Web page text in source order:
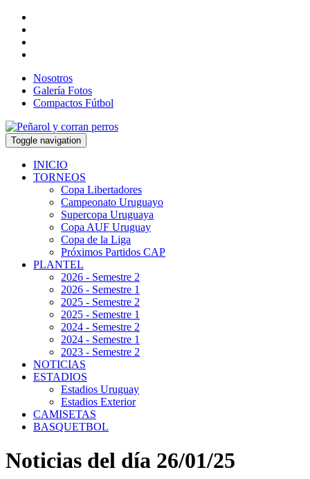
Nosotros
Galería Fotos
Compactos Fútbol
Toggle navigation
INICIO
TORNEOS
Copa Libertadores
Campeonato Uruguayo
Supercopa Uruguaya
Copa AUF Uruguay
Copa de la Liga
Próximos Partidos CAP
PLANTEL
2026 - Semestre 2
2026 - Semestre 1
2025 - Semestre 2
2025 - Semestre 1
2024 - Semestre 2
2024 - Semestre 1
2023 - Semestre 2
NOTICIAS
ESTADIOS
Estadios Uruguay
Estadios Exterior
CAMISETAS
BASQUETBOL
Noticias del día 26/01/25